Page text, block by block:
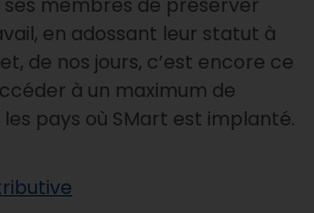
ses membres de préserver
en adossant leur statut à
de nos jours, c’est encore ce
à un maximum de
pays où SMart est implanté.